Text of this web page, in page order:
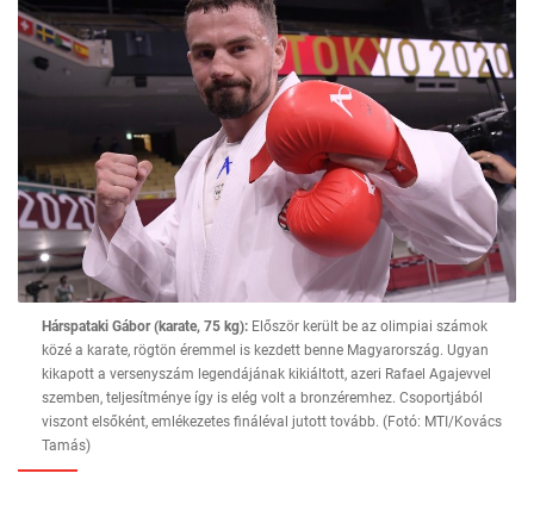
Hárspataki Gábor (karate, 75 kg): Először került be az olimpiai számok
közé a karate, rögtön éremmel is kezdett benne Magyarország. Ugyan
kikapott a versenyszám legendájának kikiáltott, azeri Rafael Agajevvel
szemben, teljesítménye így is elég volt a bronzéremhez. Csoportjából
viszont elsőként, emlékezetes fináléval jutott tovább. (Fotó: MTI/Kovács
Tamás)